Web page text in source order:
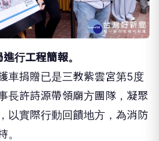
行工程簡報。
車捐贈已是三教紫雲宮第5度
長許詩源帶領廟方團隊，凝聚
以實際行動回饋地方，為消防
。